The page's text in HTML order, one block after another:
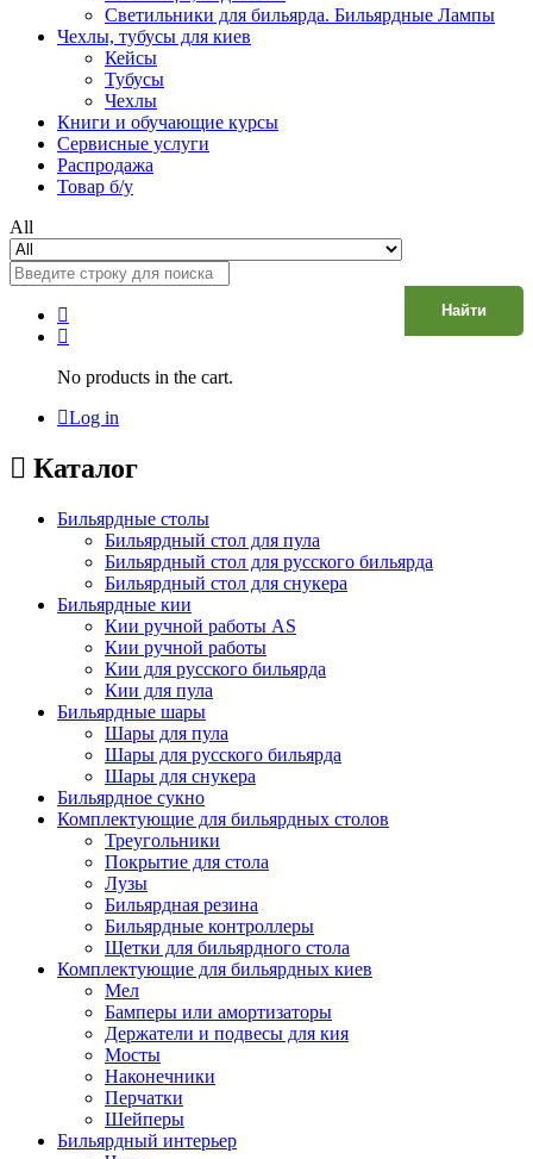
Светильники для бильярда. Бильярдные Лампы
Чехлы, тубусы для киев
Кейсы
Тубусы
Чехлы
Книги и обучающие курсы
Сервисные услуги
Распродажа
Товар б/у
All
Найти
No products in the cart.
Log in
Каталог
Бильярдные столы
Бильярдный стол для пула
Бильярдный стол для русского бильярда
Бильярдный стол для снукера
Бильярдные кии
Кии ручной работы AS
Кии ручной работы
Кии для русского бильярда
Кии для пула
Бильярдные шары
Шары для пула
Шары для русского бильярда
Шары для снукера
Бильярдное сукно
Комплектующие для бильярдных столов
Треугольники
Покрытие для стола
Лузы
Бильярдная резина
Бильярдные контроллеры
Щетки для бильярдного стола
Комплектующие для бильярдных киев
Мел
Бамперы или амортизаторы
Держатели и подвесы для кия
Мосты
Наконечники
Перчатки
Шейперы
Бильярдный интерьер